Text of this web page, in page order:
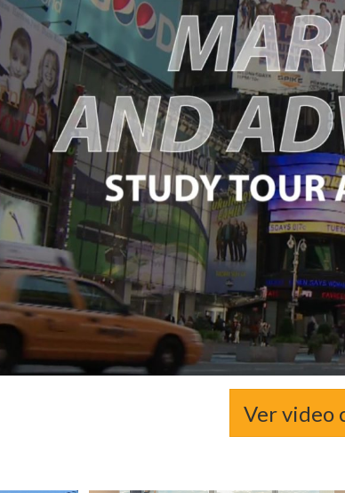
Ver video